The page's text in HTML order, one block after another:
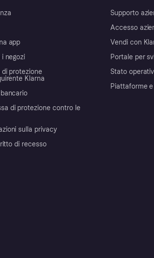
app
i negozi
di protezione
Klarna
di protezione contro le
sulla privacy
di recesso
Supporto
Accesso
Vendi con
Portale per
Stato
Piattaforme